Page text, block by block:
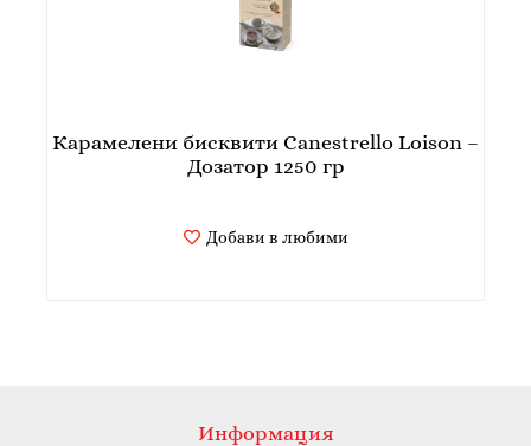
Карамелени бисквити Canestrello Loison –
Дозатор 1250 гр
Добави в любими
Информация